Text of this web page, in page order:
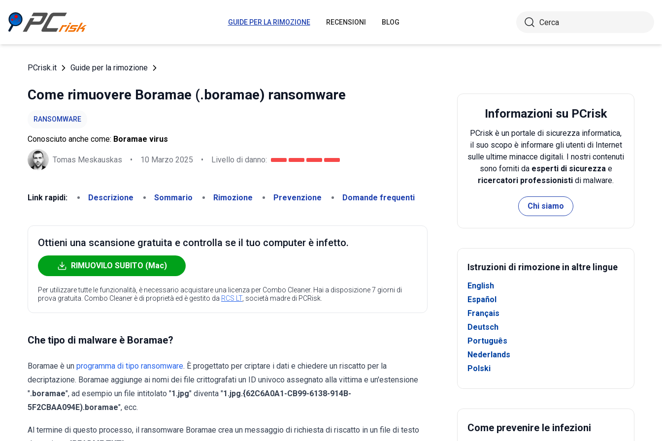
GUIDE PER LA RIMOZIONE RECENSIONI BLOG
PCrisk.it Guide per la rimozione
Come rimuovere Boramae (.boramae) ransomware
RANSOMWARE
Conosciuto anche come: Boramae virus
Tomas Meskauskas • 10 Marzo 2025 • Livello di danno:
Link rapidi: Descrizione Sommario Rimozione Prevenzione Domande frequenti
Ottieni una scansione gratuita e controlla se il tuo computer è infetto.
RIMUOVILO SUBITO (Mac)
Per utilizzare tutte le funzionalità, è necessario acquistare una licenza per Combo Cleaner. Hai a disposizione 7 giorni di
prova gratuita. Combo Cleaner è di proprietà ed è gestito da RCS LT, società madre di PCRisk.
Che tipo di malware è Boramae?
Boramae è un programma di tipo ransomware. È progettato per criptare i dati e chiedere un riscatto per la
decriptazione. Boramae aggiunge ai nomi dei file crittografati un ID univoco assegnato alla vittima e un'estensione
".boramae", ad esempio un file intitolato "1.jpg" diventa "1.jpg.{62C6A0A1-CB99-6138-914B-
5F2CBAA094E).boramae", ecc.
Al termine di questo processo, il ransomware Boramae crea un messaggio di richiesta di riscatto in un file di testo
Informazioni su PCrisk
PCrisk è un portale di sicurezza informatica,
il suo scopo è informare gli utenti di Internet
sulle ultime minacce digitali. I nostri contenuti
sono forniti da esperti di sicurezzae
ricercatori professionisti di malware.
Chi siamo
Istruzioni di rimozione in altre lingue
English
Español
Français
Deutsch
Português
Nederlands
Polski
Come prevenire le infezioni